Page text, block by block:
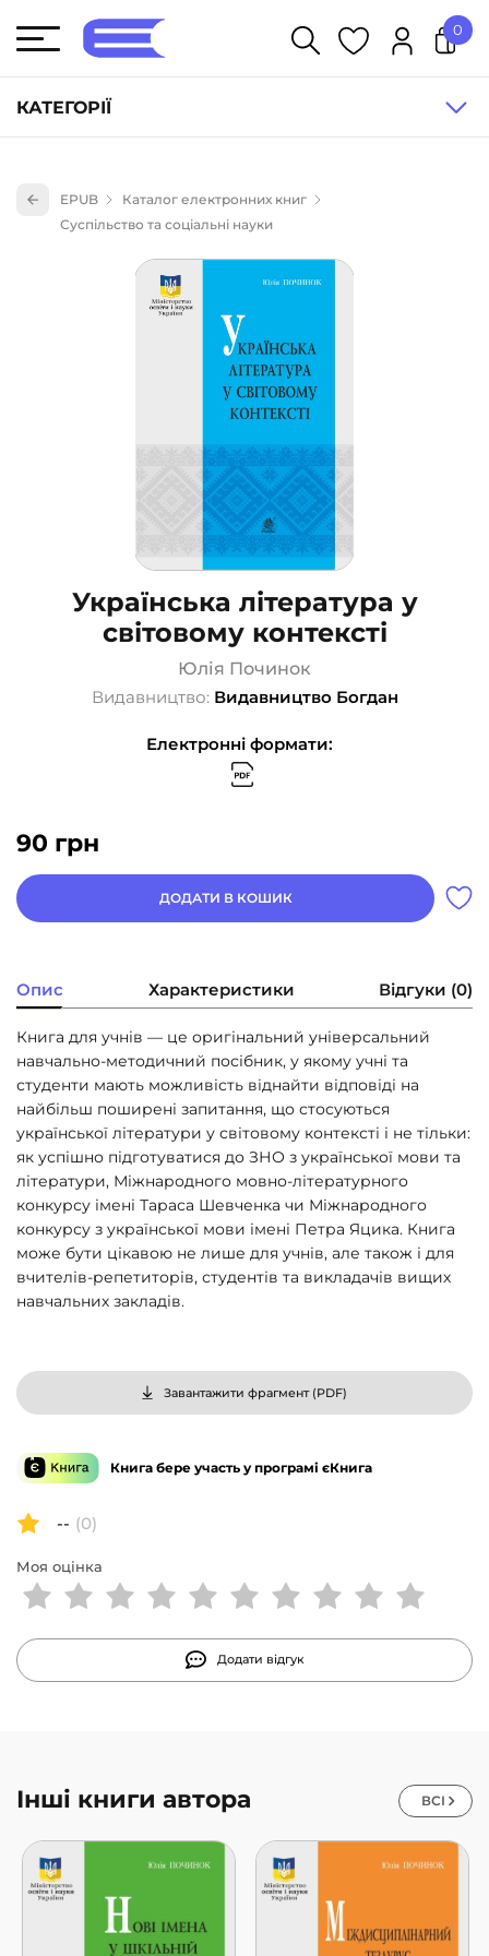
КАТЕГОРІЇ
Книги для дітей (836)
Науково-популярна література (1015)
Навчальна література та посібники (527)
Енциклопедії, довідники, словники (55)
Подарункові сертифікати (1)
0
EPUB
Каталог електронних книг
Суспільство та соціальні науки
Українська література у
світовому контексті
Юлія Починок
Видавництво: Видавництво Богдан
Електронні формати:
90 грн
ДОДАТИ В КОШИК
Опис Характеристики Відгуки (0)
Книга для учнів — це оригінальний універсальний
навчально-методичний посібник, у якому учні та
студенти мають можливість віднайти відповіді на
найбільш поширені запитання, що стосуються
української літератури у світовому контексті і не тільки:
як успішно підготуватися до ЗНО з української мови та
літератури, Міжнародного мовно-літературного
конкурсу імені Тараса Шевченка чи Міжнародного
конкурсу з української мови імені Петра Яцика. Книга
може бути цікавою не лише для учнів, але також і для
вчителів-репетиторів, студентів та викладачів вищих
навчальних закладів.
Завантажити фрагмент (PDF)
Книга бере участь у програмі єКнига
-- (0)
Моя оцінка
Додати відгук
Інші книги автора ВСІ